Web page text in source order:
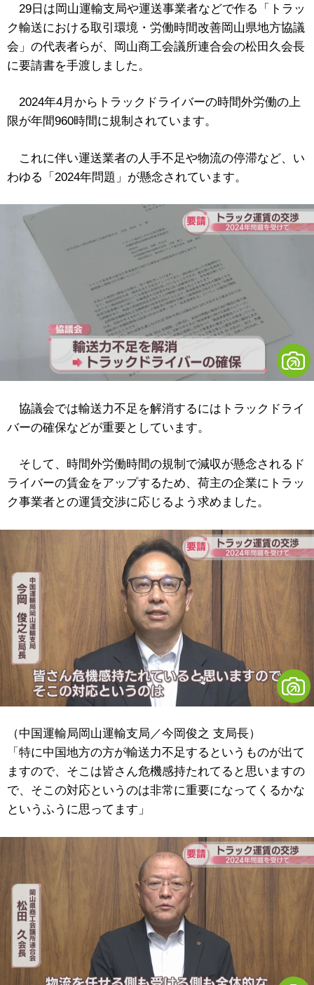
29日は岡山運輸支局や運送事業者などで作る「トラッ
ク輸送における取引環境・労働時間改善岡山県地方協議
会」の代表者らが、岡山商工会議所連合会の松田久会長
に要請書を手渡しました。
2024年4月からトラックドライバーの時間外労働の上
限が年間960時間に規制されています。
これに伴い運送業者の人手不足や物流の停滞など、い
わゆる「2024年問題」が懸念されています。
協議会では輸送力不足を解消するにはトラックドライ
バーの確保などが重要としています。
そして、時間外労働時間の規制で減収が懸念されるド
ライバーの賃金をアップするため、荷主の企業にトラッ
ク事業者との運賃交渉に応じるよう求めました。
（中国運輸局岡山運輸支局／今岡俊之 支局長）
「特に中国地方の方が輸送力不足するというものが出て
ますので、そこは皆さん危機感持たれてると思いますの
で、そこの対応というのは非常に重要になってくるかな
というふうに思ってます」